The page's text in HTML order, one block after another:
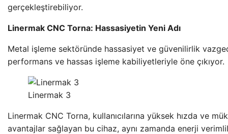
gerçekleştirebiliyor.
Linermak CNC Torna: Hassasiyetin Yeni Adı
Metal işleme sektöründe hassasiyet ve güvenilirlik
performans ve hassas işleme kabiliyetleriyle öne çıkıyor.
Linermak 3
Linermak CNC Torna, kullanıcılarına yüksek hızda ve
avantajlar sağlayan bu cihaz, aynı zamanda enerji